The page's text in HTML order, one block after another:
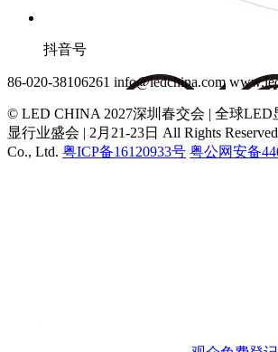
抖音号
86-020-38106261 info@ledchina.com
© LED CHINA 2027深圳春交会 | 全球LED
显行业盛会 | 2月21-23日 All Rights
Co., Ltd. 粤ICP备16120933号 粤公网安备